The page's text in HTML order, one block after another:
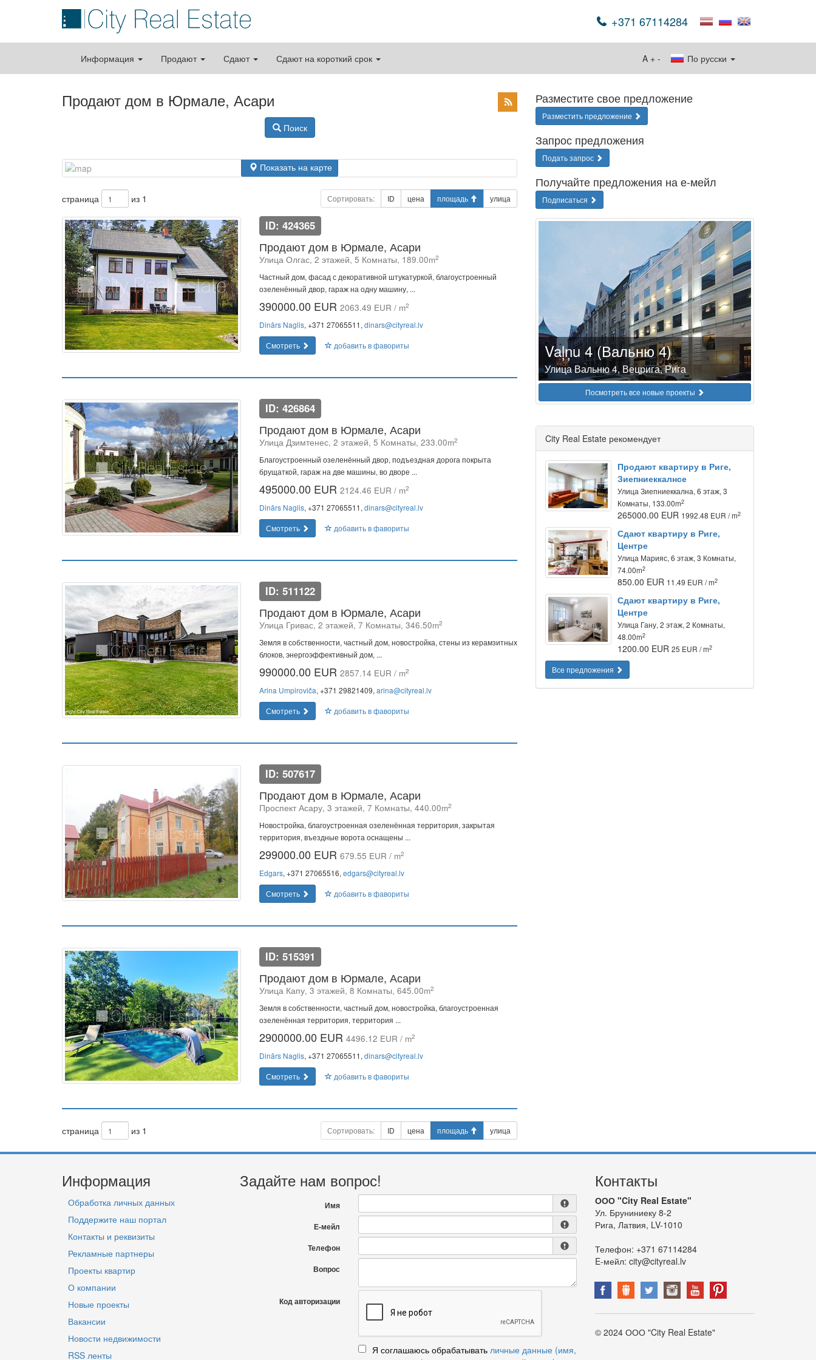
+371 67114284
Информация Продают Сдают Сдают на короткий срок По русски
A + -
Продают дом в Юрмале, Асари
Поиск
Показать на карте
страница из 1 Сортировать: ID цена площадь улица
ID: 424365
Продают дом в Юрмале, Асари
Улица Олгас, 2 этажей, 5 Комнаты, 189.00m2
Частный дом, фасад с декоративной штукатуркой, благоустроенный
озеленённый двор, гараж на одну машину, ...
390000.00 EUR 2063.49 EUR / m2
Dinārs Naglis, +371 27065511, dinars@cityreal.lv
Смотреть
добавить в фавориты
ID: 426864
Продают дом в Юрмале, Асари
Улица Дзимтенес, 2 этажей, 5 Комнаты, 233.00m2
Благоустроенный озеленённый двор, подъездная дорога покрыта
брущаткoй, гараж на две машины, во дворе ...
495000.00 EUR 2124.46 EUR / m2
Dinārs Naglis, +371 27065511, dinars@cityreal.lv
Смотреть
добавить в фавориты
ID: 511122
Продают дом в Юрмале, Асари
Улица Гривас, 2 этажей, 7 Комнаты, 346.50m2
Земля в собственности, частный дом, новостройка, стены из керамзитных
блоков, энергоэффективный дом, ...
990000.00 EUR 2857.14 EUR / m2
Arina Umpiroviča, +371 29821409, arina@cityreal.lv
Смотреть
добавить в фавориты
ID: 507617
Продают дом в Юрмале, Асари
Проспект Асару, 3 этажей, 7 Комнаты, 440.00m2
Новостройка, благоустроенная озеленённая территория, закрытая
территория, въездные ворота оснащены ...
299000.00 EUR 679.55 EUR / m2
Edgars, +371 27065516, edgars@cityreal.lv
Смотреть
добавить в фавориты
ID: 515391
Продают дом в Юрмале, Асари
Улица Капу, 3 этажей, 8 Комнаты, 645.00m2
Земля в собственности, частный дом, новостройка, благоустроенная
озеленённая территория, территория ...
2900000.00 EUR 4496.12 EUR / m2
Dinārs Naglis, +371 27065511, dinars@cityreal.lv
Смотреть
добавить в фавориты
страница из 1 Сортировать: ID цена площадь улица
Разместите свое предложение
Разместить предложение
Запрос предложения
Подать запрос
Получайте предложения на е-мейл
Подписаться
Vaļņu 4 (Вальню 4)
Улица Вальню 4, Вецрига, Рига
Посмотреть все новые проекты
City Real Estate рекомендует
Продают квартиру в Риге,
Зиепниеккалнсе
Улица Зиепниеккална, 6 этаж, 3
Комнаты, 133.00m2
265000.00 EUR 1992.48 EUR / m2
Сдают квартиру в Риге,
Центре
Улица Марияс, 6 этаж, 3 Комнаты,
74.00m2
850.00 EUR 11.49 EUR / m2
Сдают квартиру в Риге,
Центре
Улица Гану, 2 этаж, 2 Комнаты,
48.00m2
1200.00 EUR25 EUR / m2
Все предложения
Информация
Обработка личных данных
Поддержите наш портал
Контакты и реквизиты
Рекламные партнеры
Проекты квартир
О компании
Новые проекты
Вакансии
Новости недвижимости
RSS ленты
Задайте нам вопрос!
Имя
Е-мейл
Телефон
Вопрос
Код авторизации
Я соглашаюсь обрабатывать личные данные (имя,
Контакты
ООО "City Real Estate"
Ул. Бруниниеку 8-2
Рига, Латвия, LV-1010
Телефон: +371 67114284
E-мейл: city@cityreal.lv
© 2024 ООО "City Real Estate"